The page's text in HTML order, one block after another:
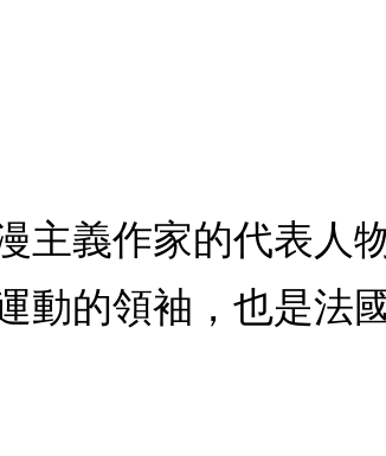
主義作家的代表人
動的領袖，也是法